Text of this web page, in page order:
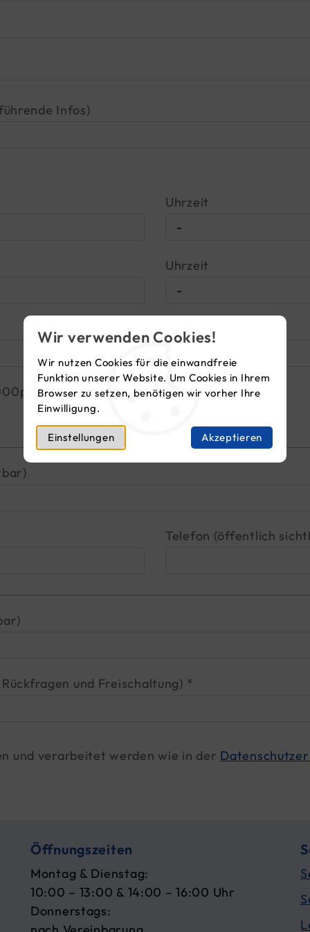
Wir verwenden Cookies!
Wir nutzen Cookies für die einwandfreie
Funktion unserer Website. Um Cookies in Ihrem
Browser zu setzen, benötigen wir vorher Ihre
Einwilligung.
Einstellungen Akzeptieren
Infos)
Uhrzeit
Uhrzeit
Telefon (öffentlich
und Freischaltung) *
und verarbeitet werden wie in der
Öffnungszeiten
Montag & Dienstag:
10:00 – 13:00 & 14:00 – 16:00 Uhr
Donnerstags: